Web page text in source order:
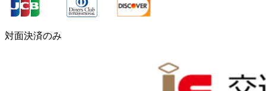
対面決済の​み